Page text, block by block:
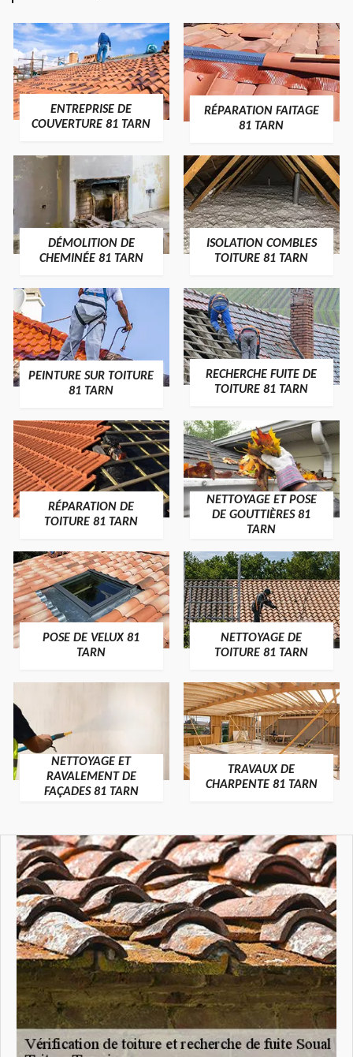
ENTREPRISE DE
COUVERTURE 81 TARN
RÉPARATION FAITAGE
81 TARN
DÉMOLITION DE
CHEMINÉE 81 TARN
ISOLATION COMBLES
TOITURE 81 TARN
PEINTURE SUR TOITURE
81 TARN
RECHERCHE FUITE DE
TOITURE 81 TARN
RÉPARATION DE
TOITURE 81 TARN
NETTOYAGE ET POSE
DE GOUTTIÈRES 81
TARN
POSE DE VELUX 81
TARN
NETTOYAGE DE
TOITURE 81 TARN
NETTOYAGE ET
RAVALEMENT DE
FAÇADES 81 TARN
TRAVAUX DE
CHARPENTE 81 TARN